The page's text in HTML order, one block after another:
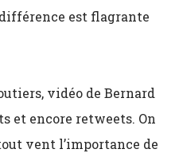
est flagrante
vidéo de Bernard
et encore retweets. On
vent l’importance de